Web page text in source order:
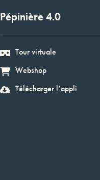
Pépinière 4.0
Tour virtuale
Webshop
Télécharger l’appli